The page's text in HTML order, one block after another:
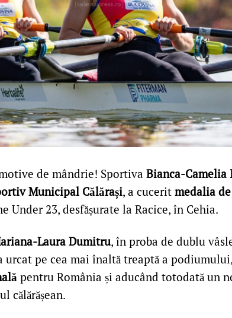
de mândrie! Sportiva Bianca-Camelia
Municipal Călărași, a cucerit medalia
Under 23, desfășurate la Racice, în Cehia.
Laura Dumitru, în proba de dublu
urcat pe cea mai înaltă treaptă a
pentru România și aducând totodată un
călărășean.